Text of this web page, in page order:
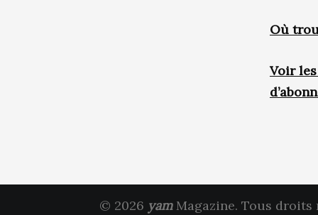
Où
Voir
© 2026 yamMagazine. Tous droits